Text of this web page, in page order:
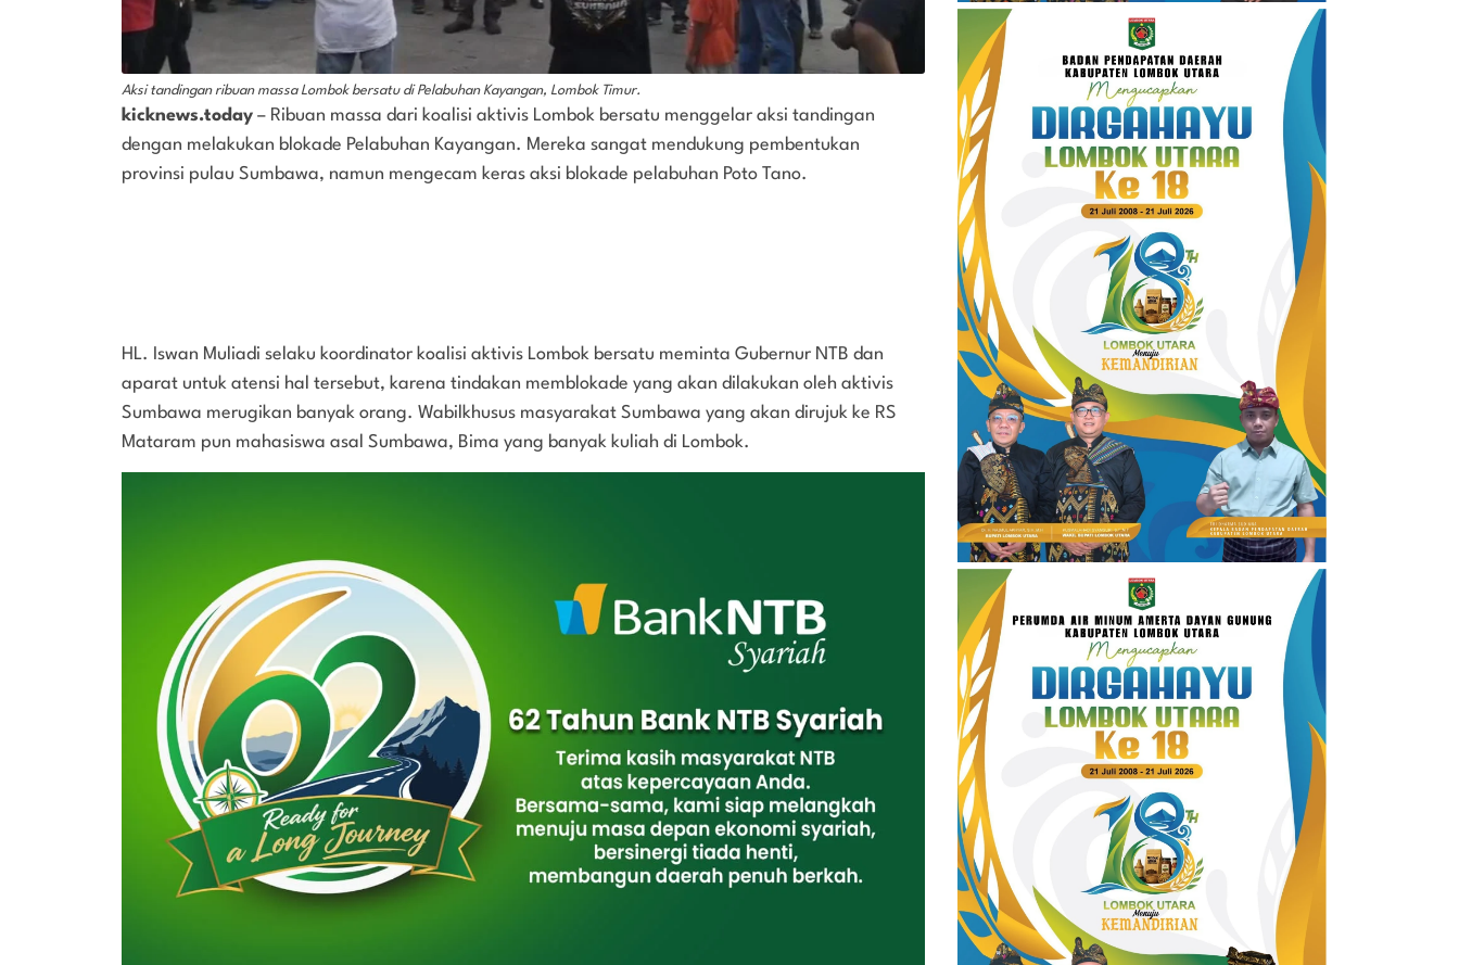
Aksi tandingan ribuan massa Lombok bersatu di Pelabuhan Kayangan, Lombok Timur.
kicknews.today – Ribuan massa dari koalisi aktivis Lombok bersatu menggelar aksi tandingan
dengan melakukan blokade Pelabuhan Kayangan. Mereka sangat mendukung pembentukan
provinsi pulau Sumbawa, namun mengecam keras aksi blokade pelabuhan Poto Tano.
HL. Iswan Muliadi selaku koordinator koalisi aktivis Lombok bersatu meminta Gubernur NTB dan
aparat untuk atensi hal tersebut, karena tindakan memblokade yang akan dilakukan oleh aktivis
Sumbawa merugikan banyak orang. Wabilkhusus masyarakat Sumbawa yang akan dirujuk ke RS
Mataram pun mahasiswa asal Sumbawa, Bima yang banyak kuliah di Lombok.